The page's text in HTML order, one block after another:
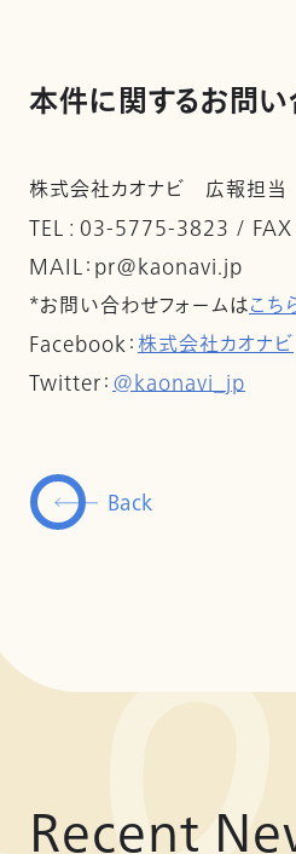
本件に関するお問
株式会社カオナビ 広報担当
TEL : 03-5775-3823 /
MAIL：pr@kaonavi.jp
*お問い合わせフォームはこち
Facebook：株式会社カオナビ
Twitter：@kaonavi_jp
Back
Recent